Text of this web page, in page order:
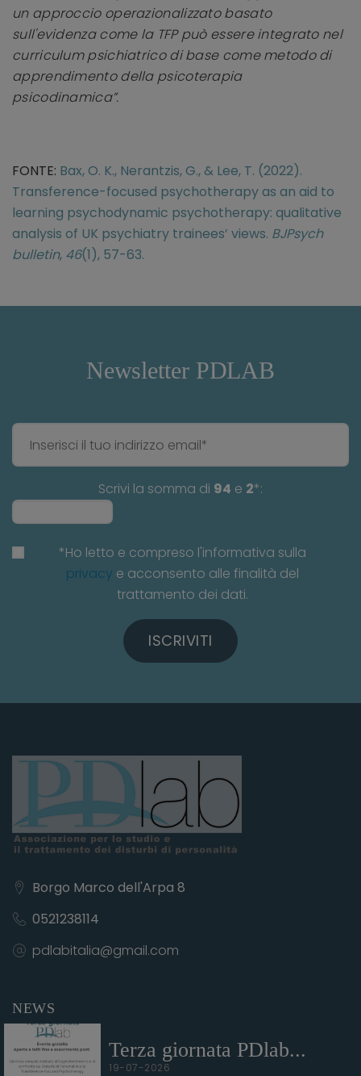
un approccio operazionalizzato basato
sull'evidenza come la TFP può essere integrato nel
curriculum psichiatrico di base come metodo di
apprendimento della psicoterapia
psicodinamica”.
FONTE: Bax, O. K., Nerantzis, G., & Lee, T. (2022).
Transference-focused psychotherapy as an aid to
learning psychodynamic psychotherapy: qualitative
analysis of UK psychiatry trainees’ views. BJPsych
bulletin, 46(1), 57-63.
Newsletter PDLAB
Scrivi la somma di 94 e 2*:
*Ho letto e compreso l'informativa sulla
privacy e acconsento alle finalità del
trattamento dei dati.
ISCRIVITI
Borgo Marco dell'Arpa 8
0521238114
pdlabitalia@gmail.com
NEWS
Terza giornata PDlab...
19-07-2026